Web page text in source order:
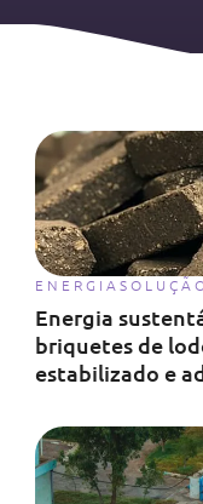
Energia
briquetes de
estabilizado e
ENERGIA